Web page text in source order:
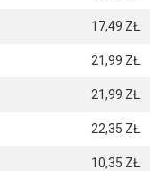
17,49 ZŁ
21,99 ZŁ
21,99 ZŁ
22,35 ZŁ
10,35 ZŁ